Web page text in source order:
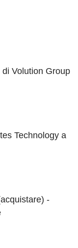
Volution Group
Technology a
-